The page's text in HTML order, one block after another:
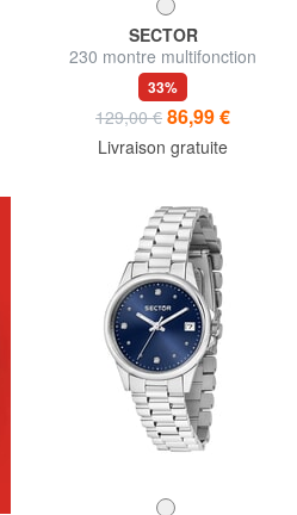
SECTOR
230 montre multifonction
33%
129,00 € 86,99 €
Livraison gratuite